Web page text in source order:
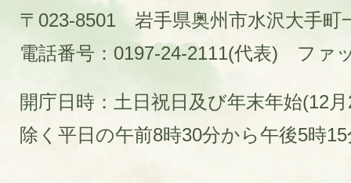
〒023-8501 岩手県奥州市水沢大手町
電話番号：0197-24-2111(代表)
ファ
開庁日時：土日祝日及び年末年始(12
除く平日の午前8時30分から午後5時